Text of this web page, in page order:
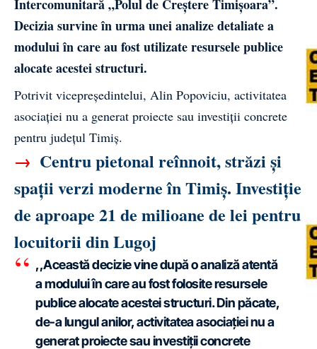
Intercomunitară „Polul de Creștere Timișoara”.
Decizia survine în urma unei analize detaliate a
modului în care au fost utilizate resursele publice
alocate acestei structuri.
Potrivit vicepreședintelui, Alin Popoviciu, activitatea
asociației nu a generat proiecte sau investiții concrete
pentru județul Timiș.
→ Centru pietonal reînnoit, străzi și
spații verzi moderne în Timiș. Investiție
de aproape 21 de milioane de lei pentru
locuitorii din Lugoj
,,Această decizie vine după o analiză atentă
a modului în care au fost folosite resursele
publice alocate acestei structuri. Din păcate,
de-a lungul anilor, activitatea asociației nu a
generat proiecte sau investiții concrete